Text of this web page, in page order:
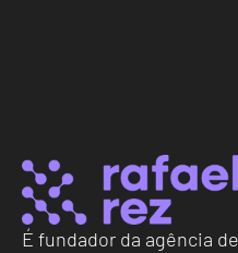
É fundador da agência de